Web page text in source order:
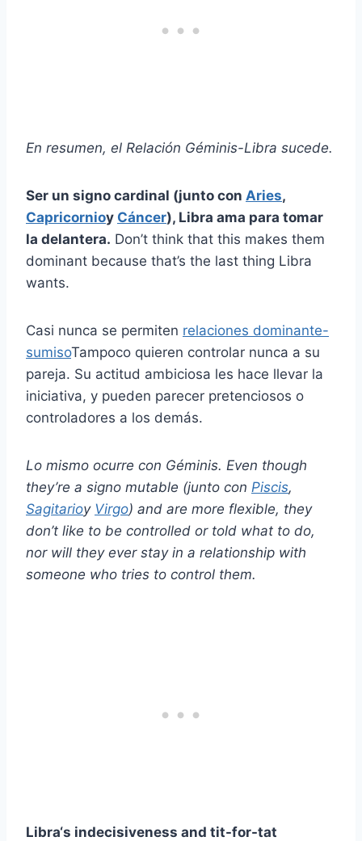
En resumen, el Relación Géminis-Libra sucede.
Ser un signo cardinal (junto con Aries,
Capricornioy Cáncer), Libra ama para tomar
la delantera. Don’t think that this makes them
dominant because that’s the last thing Libra
wants.
Casi nunca se permiten relaciones dominante-
sumisoTampoco quieren controlar nunca a su
pareja. Su actitud ambiciosa les hace llevar la
iniciativa, y pueden parecer pretenciosos o
controladores a los demás.
Lo mismo ocurre con Géminis. Even though
they’re a signo mutable (junto con Piscis,
Sagitarioy Virgo) and are more flexible, they
don’t like to be controlled or told what to do,
nor will they ever stay in a relationship with
someone who tries to control them.
Libra‘s indecisiveness and tit-for-tat